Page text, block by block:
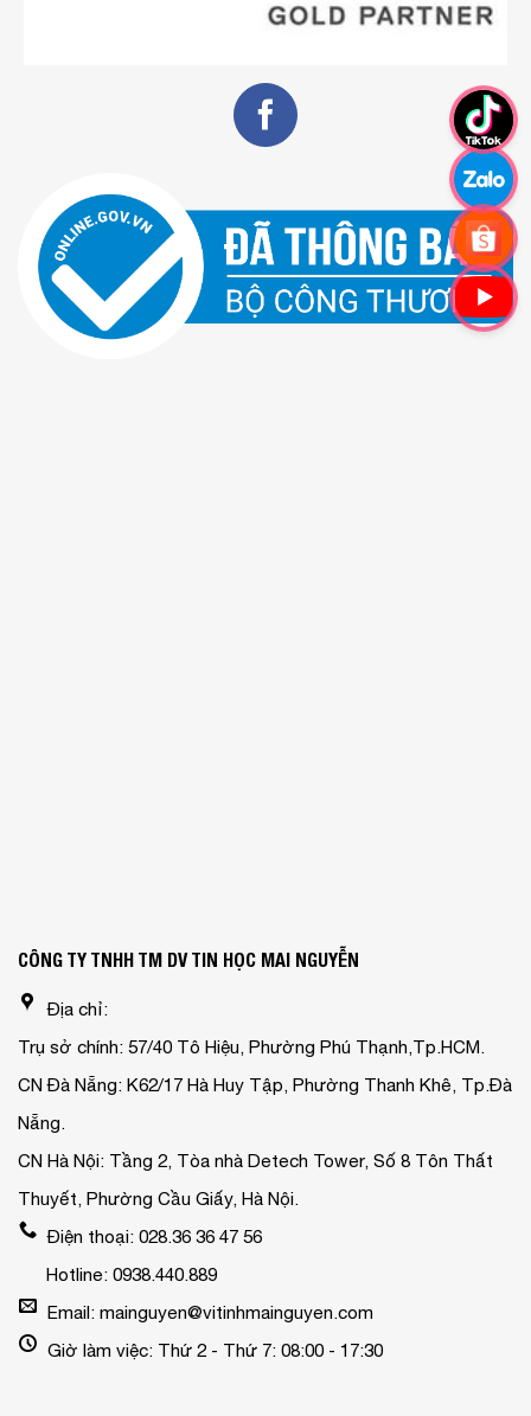
CÔNG TY TNHH TM DV TIN HỌC MAI NGUYỄN
Địa chỉ:
Trụ sở chính: 57/40 Tô Hiệu, Phường Phú Thạnh,Tp.HCM.
CN Đà Nẵng: K62/17 Hà Huy Tập, Phường Thanh Khê, Tp.Đà
Nẵng.
CN Hà Nội: Tầng 2, Tòa nhà Detech Tower, Số 8 Tôn Thất
Thuyết, Phường Cầu Giấy, Hà Nội.
Điện thoại: 028.36 36 47 56
Hotline: 0938.440.889
Email: mainguyen@vitinhmainguyen.com
Giờ làm việc: Thứ 2 - Thứ 7: 08:00 - 17:30